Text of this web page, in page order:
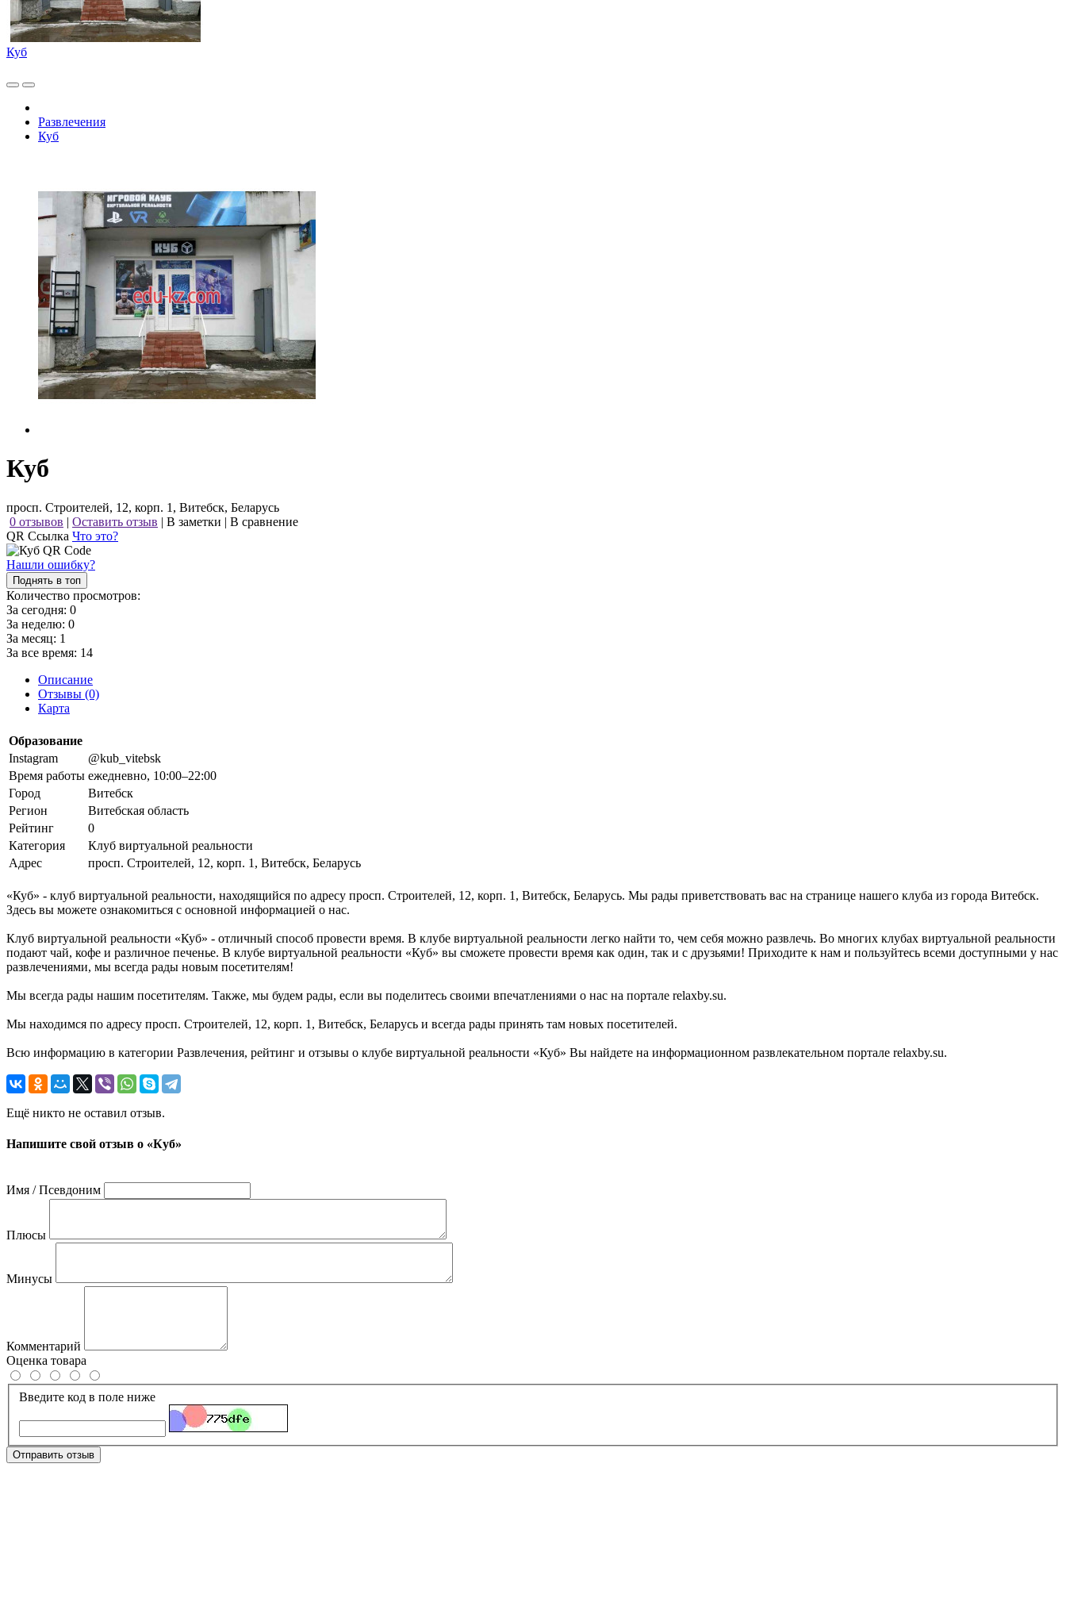
Куб
Развлечения
Куб
Куб
просп. Строителей, 12, корп. 1, Витебск, Беларусь
0 отзывов | Оставить отзыв | В заметки | В сравнение
QR Ссылка Что это?
Нашли ошибку?
Поднять в топ
Количество просмотров:
За сегодня: 0
За неделю: 0
За месяц: 1
За все время: 14
Описание
Отзывы (0)
Карта
Образование
Instagram
@kub_vitebsk
Время работы ежедневно, 10:00–22:00
Город
Витебск
Регион
Витебская область
Рейтинг
0
Категория
Клуб виртуальной реальности
Адрес
просп. Строителей, 12, корп. 1, Витебск, Беларусь
«Куб» - клуб виртуальной реальности, находящийся по адресу просп. Строителей, 12, корп. 1, Витебск, Беларусь. Мы рады приветствовать вас на странице нашего клуба из города Витебск.
Здесь вы можете ознакомиться с основной информацией о нас.
Клуб виртуальной реальности «Куб» - отличный способ провести время. В клубе виртуальной реальности легко найти то, чем себя можно развлечь. Во многих клубах виртуальной реальности
подают чай, кофе и различное печенье. В клубе виртуальной реальности «Куб» вы сможете провести время как один, так и с друзьями! Приходите к нам и пользуйтесь всеми доступными у нас
развлечениями, мы всегда рады новым посетителям!
Мы всегда рады нашим посетителям. Также, мы будем рады, если вы поделитесь своими впечатлениями о нас на портале relaxby.su.
Мы находимся по адресу просп. Строителей, 12, корп. 1, Витебск, Беларусь и всегда рады принять там новых посетителей.
Всю информацию в категории Развлечения, рейтинг и отзывы о клубе виртуальной реальности «Куб» Вы найдете на информационном развлекательном портале relaxby.su.
Ещё никто не оставил отзыв.
Напишите свой отзыв о «Куб»
Имя / Псевдоним
Плюсы
Минусы
Комментарий
Оценка товара
Введите код в поле ниже
Отправить отзыв